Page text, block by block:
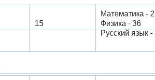
15
Математика -
Физика - 36
Русский язык -